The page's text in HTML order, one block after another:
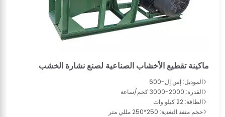
ماكينة تقطيع الأخشاب الصناعية لصنع نشارة الخشب
الموديل: إس إل-600
القدرة: 2000-3000 كجم/ساعة
الطاقة: 22 كيلو وات
حجم منفذ التغذية: 250*250 مللي متر